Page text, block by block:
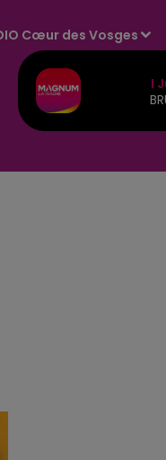
Cœur des Vosges
I